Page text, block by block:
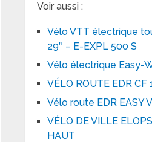
Voir aussi :
Vélo VTT électrique
29″ – E-EXPL 500 S
Vélo électrique Easy-
VÉLO ROUTE EDR CF
Vélo route EDR EASY
VÉLO DE VILLE
HAUT